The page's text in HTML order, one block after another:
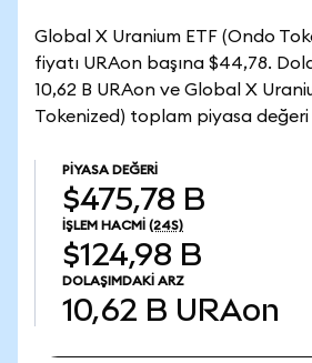
Global X Uranium ETF (Ondo
fiyatı URAon başına $44,78.
10,62 B URAon ve Global X
Tokenized) toplam piyasa değeri
PIYASA DEĞERI
$475,78 B
İŞLEM HACMI (24S)
$124,98 B
DOLAŞIMDAKI ARZ
10,62 B URAon